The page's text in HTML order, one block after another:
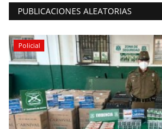
PUBLICACIONES ALEATORIAS
Policial